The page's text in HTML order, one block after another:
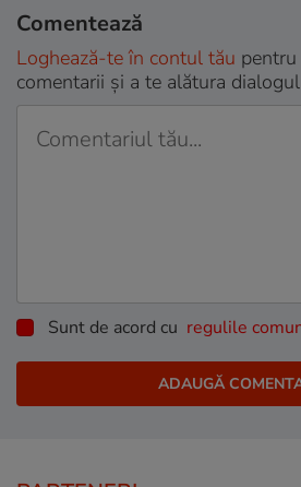
Comentează
Loghează-te în contul tău pentru
comentarii și a te alătura
Sunt de acord cu regulile